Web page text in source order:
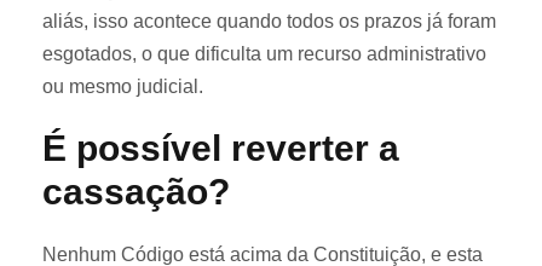
aliás, isso acontece quando todos os prazos já foram
esgotados, o que dificulta um recurso administrativo
ou mesmo judicial.
É possível reverter a
cassação?
Nenhum Código está acima da Constituição, e esta